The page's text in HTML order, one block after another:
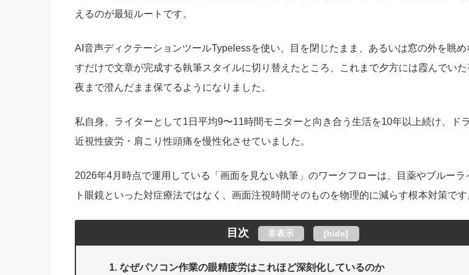
えるのが最短ルートです。
AI音声ディクテーションツールTypelessを使い、目を閉じたまま、あるいは窓の外を眺
すだけで文章が完成する執筆スタイルに切り替えたところ、これまで夕方には霞んでいた
夜まで澄んだまま保てるようになりました。
私自身、ライターとして1日平均9〜11時間モニターと向き合う生活を10年以上続け、ド
近視性疲労・肩こり性頭痛を慢性化させていました。
2026年4月時点で運用している「画面を見ない執筆」のワークフローは、目薬やブルーラ
ト眼鏡といった対症療法ではなく、画面注視時間そのものを物理的に減らす根本対策です
目次 非表示 [hide]
なぜパソコン作業の眼精疲労はこれほど深刻化しているのか